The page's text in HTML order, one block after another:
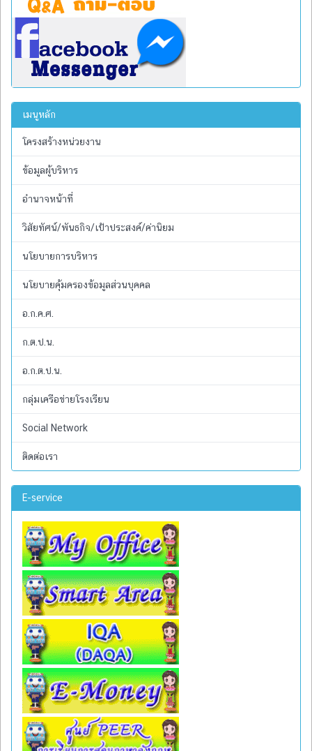
เมนูหลัก
โครงสร้างหน่วยงาน
ข้อมูลผู้บริหาร
อำนาจหน้าที่
วิสัยทัศน์/พันธกิจ/เป้าประสงค์/ค่านิยม
นโยบายการบริหาร
นโยบายคุ้มครองข้อมูลส่วนบุคคล
อ.ก.ค.ศ.
ก.ต.ป.น.
อ.ก.ต.ป.น.
กลุ่มเครือข่ายโรงเรียน
Social Network
ติดต่อเรา
E-service